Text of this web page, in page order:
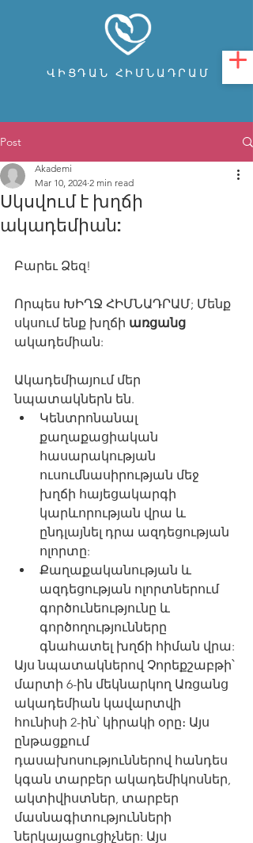
ՎԻՑԴԱՆ ՀԻՄՆԱԴՐԱՄ
Post
Սկսվում է խղճի
ակադեմիան:
Akademi
Mar 10, 2024 2 min read
Բարեւ Ձեզ!
Որպես ԽԻՂՋ ՀԻՄՆԱԴՐԱՄ; Մենք
սկսում ենք խղճի առցանց
ակադեմիան:
Ակադեմիայում մեր
նպատակներն են.
Կենտրոնանալ
քաղաքացիական
հասարակության
ուսումնասիրության մեջ
խղճի հայեցակարգի
կարևորության վրա և
ընդլայնել դրա ազդեցության
ոլորտը:
Քաղաքականության և
ազդեցության ոլորտներում
գործունեությունը և
գործողությունները
գնահատել խղճի հիման վրա:
Այս նպատակներով Չորեքշաբթի՝
մարտի 6-ին մեկնարկող Առցանց
ակադեմիան կավարտվի
հունիսի 2-ին՝ կիրակի օրը։ Այս
ընթացքում
դասախոսություններով հանդես
կգան տարբեր ակադեմիկոսներ,
ակտիվիստներ, տարբեր
մասնագիտությունների
ներկայացուցիչներ: Այս